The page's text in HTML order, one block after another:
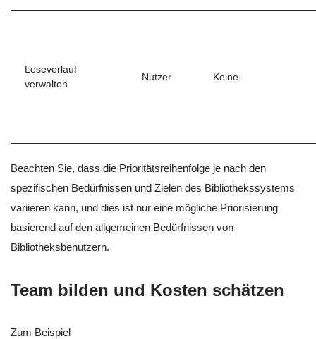
Leseverlauf
verwalten
Nutzer Keine
Beachten Sie, dass die Prioritätsreihenfolge je nach den
spezifischen Bedürfnissen und Zielen des Bibliothekssystems
variieren kann, und dies ist nur eine mögliche Priorisierung
basierend auf den allgemeinen Bedürfnissen von
Bibliotheksbenutzern.
Team bilden und Kosten schätzen
Zum Beispiel